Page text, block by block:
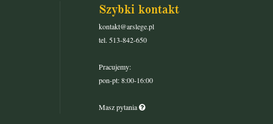
Szybki kontakt
kontakt@arslege.pl
tel. 513-842-650
Pracujemy:
pon-pt: 8:00-16:00
Masz pytania